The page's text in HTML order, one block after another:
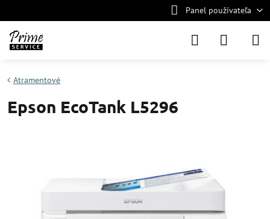
Panel používateľa
Atramentové
Epson EcoTank L5296